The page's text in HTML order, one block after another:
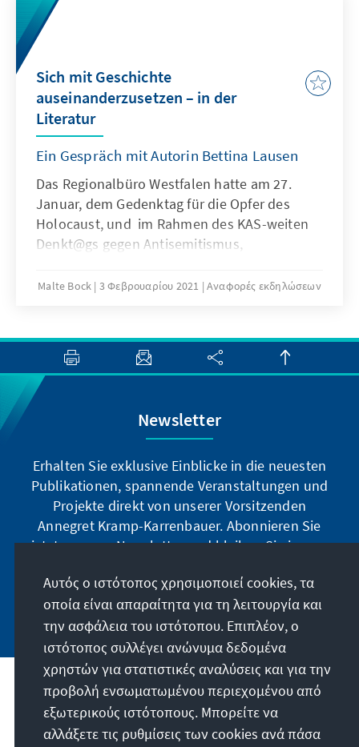
Sich mit Geschichte
auseinanderzusetzen – in der
Literatur
Ein Gespräch mit Autorin Bettina Lausen
Das Regionalbüro Westfalen hatte am 27.
Januar, dem Gedenktag für die Opfer des
Holocaust, und im Rahmen des KAS-weiten
Denkt@gs gegen Antisemitismus,
die Autorin Bettina Lausen zu einem Gespräch
Titel „Sich mit Geschichte auseinandersetzen
– in der Literatur“ nahmen zwei
Geschichtskurse des Gymnasiums an der
Malte Bock 3 Φεβρουαρίου 2021 Αναφορές εκδηλώσεων
Newsletter
Erhalten Sie exklusive Einblicke in die neuesten
Publikationen, spannende Veranstaltungen und
Projekte direkt von unserer Vorsitzenden
Annegret Kramp-Karrenbauer. Abonnieren Sie
jetzt unseren Newsletter und bleiben Sie immer
Jetzt abonnieren
Την παραγγελία μας
Επικοινωνία
Αυτός ο ιστότοπος χρησιμοποιεί cookies, τα
οποία είναι απαραίτητα για τη λειτουργία και
την ασφάλεια του ιστότοπου. Επιπλέον, ο
ιστότοπος συλλέγει ανώνυμα δεδομένα
χρηστών για στατιστικές αναλύσεις και για την
προβολή ενσωματωμένου περιεχομένου από
εξωτερικούς ιστότοπους. Μπορείτε να
αλλάξετε τις ρυθμίσεις των cookies ανά πάσα